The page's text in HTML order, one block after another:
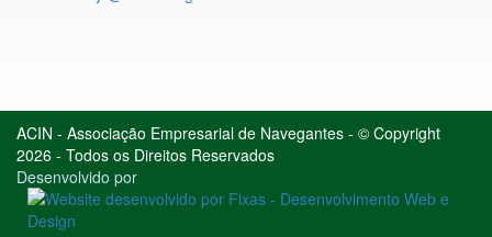
ACIN - Associação Empresarial de Navegantes - © Copyright
2026 - Todos os Direitos Reservados
Desenvolvido por